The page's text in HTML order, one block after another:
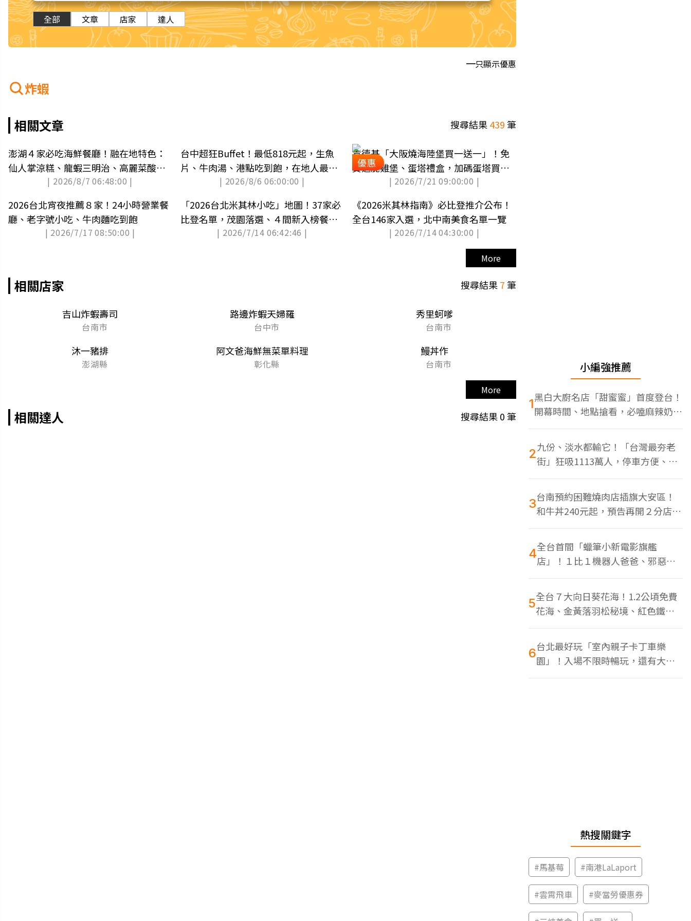
全部 文章 店家 達人
只顯示優惠
炸蝦
相關文章 搜尋結果439筆
澎湖４家必吃海鮮餐廳！融在地特色：
仙人掌涼糕、龍蝦三明治、高麗菜酸燒
| 2026/8/7 06:48:00 |
台中超狂Buffet！最低818元起，生魚
片、牛肉湯、港點吃到飽，在地人最高
| 2026/8/6 06:00:00 |
優惠
肯德基「大阪燒海陸堡買一送一」！免
費送脆雞堡、蛋塔禮盒，加碼蛋塔買６
| 2026/7/21 09:00:00 |
2026台北宵夜推薦８家！24小時營業餐
廳、老字號小吃、牛肉麵吃到飽
| 2026/7/17 08:50:00 |
「2026台北米其林小吃」地圖！37家必
比登名單，茂園落選、４間新入榜餐廳
| 2026/7/14 06:42:46 |
《2026米其林指南》必比登推介公布！
全台146家入選，北中南美食名單一覽
| 2026/7/14 04:30:00 |
More
相關店家 搜尋結果7筆
吉山炸蝦壽司
台南市
路邊炸蝦天婦羅
台中市
秀里蚵嗲
台南市
沐一豬排
澎湖縣
阿文爸海鮮無菜單料理
彰化縣
鰻丼作
台南市
More
相關達人 搜尋結果0筆
小編強推薦
1黑白大廚名店「甜蜜蜜」首度登台！
開幕時間、地點搶看，必嗑麻辣奶油
蝦
2九份、淡水都輸它！「台灣最夯老
街」狂吸1113萬人，停車方便、特
色美食多
3台南預約困難燒肉店插旗大安區！
和牛丼240元起，預告再開２分店、
地點曝光
4全台首間「蠟筆小新電影旗艦
店」！１比１機器人爸爸、邪惡正
男，百款周邊買翻
5全台７大向日葵花海！1.2公頃免費
花海、金黃落羽松秘境、紅色鐵橋
同框
6台北最好玩「室內親子卡丁車樂
園」！入場不限時暢玩，還有大螢
幕Switch遊戲區
熱搜關鍵字
#馬基莓 #南港LaLaport
#雲霄飛車 #麥當勞優惠券